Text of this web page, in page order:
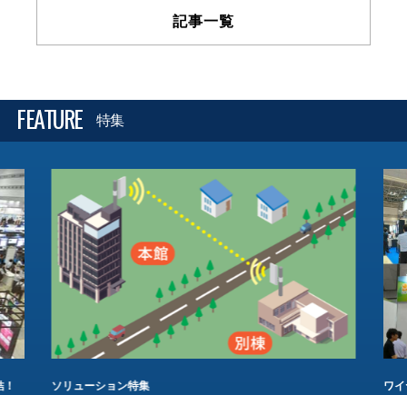
記事一覧
FEATURE 特集
ソリューション特集 ワ